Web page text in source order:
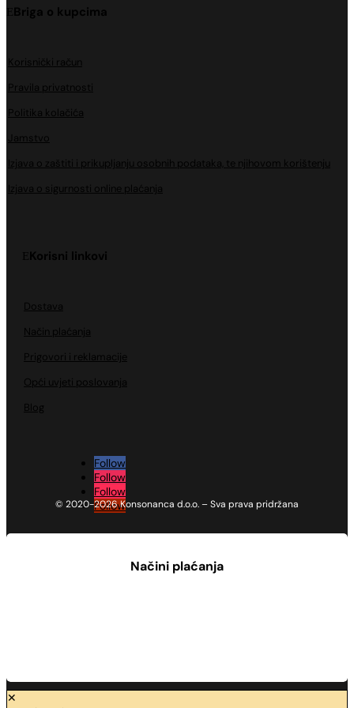
Briga o kupcima
Korisnički račun
Pravila privatnosti
Politika kolačića
Jamstvo
Izjava o zaštiti i prikupljanju osobnih podataka, te njihovom korištenju
Izjava o sigurnosti online plaćanja
Korisni linkovi
Dostava
Način plaćanja
Prigovori i reklamacije
Opći uvjeti poslovanja
Blog
Follow
Follow
Follow
Follow
© 2020-2026 Konsonanca d.o.o. – Sva prava pridržana
Načini plaćanja
✕